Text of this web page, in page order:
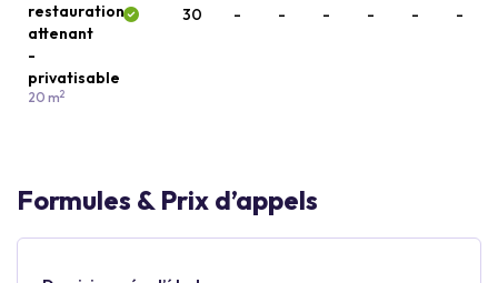
restauration
attenant
-
privatisable
20 m2
30 - - - - - -
Formules & Prix d’appels